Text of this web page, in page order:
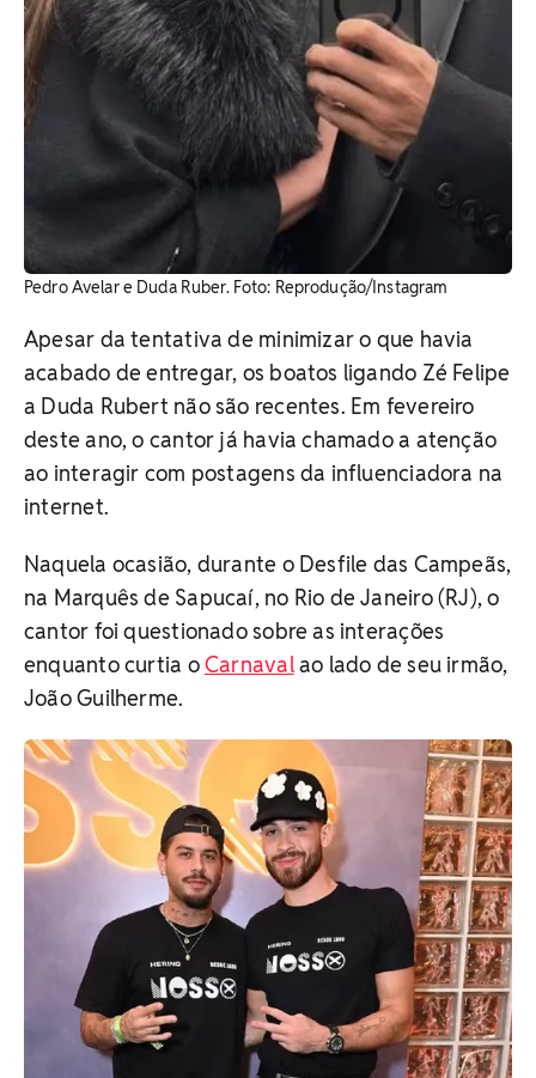
Pedro Avelar e Duda Ruber. Foto: Reprodução/Instagram
Apesar da tentativa de minimizar o que havia
acabado de entregar, os boatos ligando Zé Felipe
a Duda Rubert não são recentes. Em fevereiro
deste ano, o cantor já havia chamado a atenção
ao interagir com postagens da influenciadora na
internet.
Naquela ocasião, durante o Desfile das Campeãs,
na Marquês de Sapucaí, no Rio de Janeiro (RJ), o
cantor foi questionado sobre as interações
enquanto curtia oCarnavalao lado de seu irmão,
João Guilherme.